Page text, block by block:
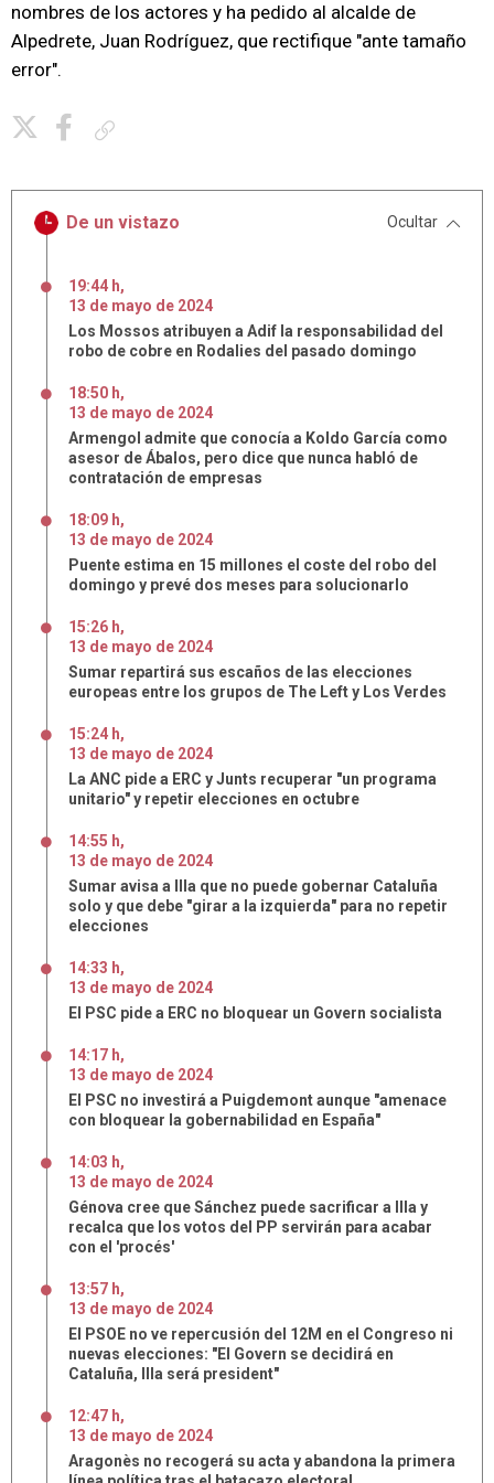
nombres de los actores y ha pedido al alcalde de
Alpedrete, Juan Rodríguez, que rectifique "ante tamaño
error".
De un vistazo Ocultar
19:44 h,
13 de mayo de 2024
Los Mossos atribuyen a Adif la responsabilidad del
robo de cobre en Rodalies del pasado domingo
18:50 h,
13 de mayo de 2024
Armengol admite que conocía a Koldo García como
asesor de Ábalos, pero dice que nunca habló de
contratación de empresas
18:09 h,
13 de mayo de 2024
Puente estima en 15 millones el coste del robo del
domingo y prevé dos meses para solucionarlo
15:26 h,
13 de mayo de 2024
Sumar repartirá sus escaños de las elecciones
europeas entre los grupos de The Left y Los Verdes
15:24 h,
13 de mayo de 2024
La ANC pide a ERC y Junts recuperar "un programa
unitario" y repetir elecciones en octubre
14:55 h,
13 de mayo de 2024
Sumar avisa a Illa que no puede gobernar Cataluña
solo y que debe "girar a la izquierda" para no repetir
elecciones
14:33 h,
13 de mayo de 2024
El PSC pide a ERC no bloquear un Govern socialista
14:17 h,
13 de mayo de 2024
El PSC no investirá a Puigdemont aunque "amenace
con bloquear la gobernabilidad en España"
14:03 h,
13 de mayo de 2024
Génova cree que Sánchez puede sacrificar a Illa y
recalca que los votos del PP servirán para acabar
con el 'procés'
13:57 h,
13 de mayo de 2024
El PSOE no ve repercusión del 12M en el Congreso ni
nuevas elecciones: "El Govern se decidirá en
Cataluña, Illa será president"
12:47 h,
13 de mayo de 2024
Aragonès no recogerá su acta y abandona la primera